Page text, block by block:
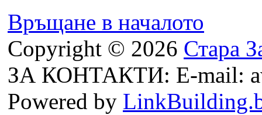
Връщане в началото
Copyright © 2026 Стара
ЗА КОНТАКТИ: E-mail:
Powered by